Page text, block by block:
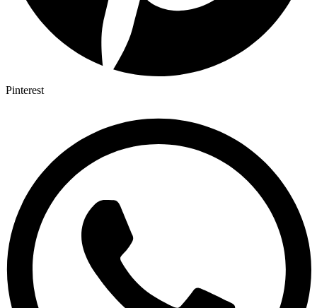
Pinterest